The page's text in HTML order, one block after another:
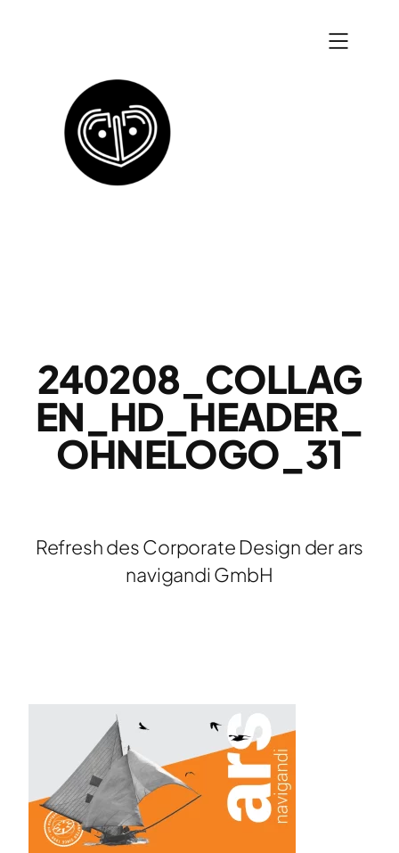
240208_COLLAG
EN_HD_HEADER_
OHNELOGO_31
Refresh des Corporate Design der ars
navigandi GmbH